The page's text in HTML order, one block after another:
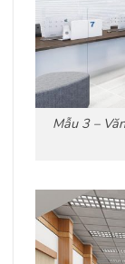
Mẫu 3 –